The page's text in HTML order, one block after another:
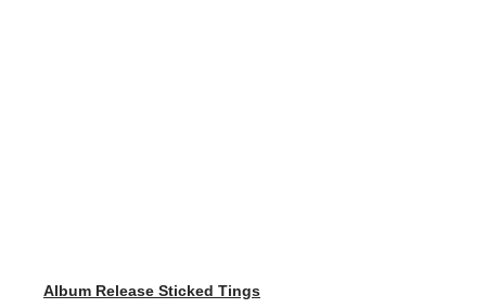
Album Release Sticked Tings